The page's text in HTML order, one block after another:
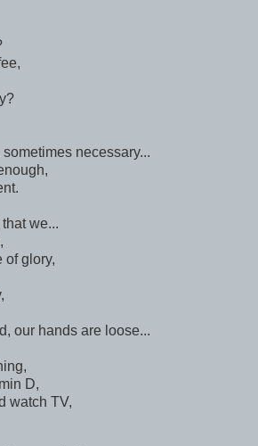
necessary...
we...
of glory,
our hands are loose...
D,
watch TV,